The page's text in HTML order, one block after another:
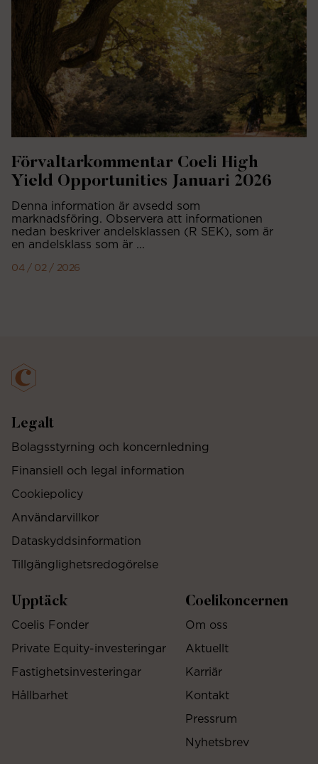
Förvaltarkommentar Coeli High
Yield Opportunities Januari 2026
Denna information är avsedd som
marknadsföring. Observera att informationen
nedan beskriver andelsklassen (R SEK), som är
en andelsklass som är ...
04 / 02 / 2026
Legalt
Bolagsstyrning och koncernledning
Finansiell och legal information
Cookiepolicy
Användarvillkor
Dataskyddsinformation
Tillgänglighetsredogörelse
Upptäck
Coelis Fonder
Private Equity-investeringar
Fastighetsinvesteringar
Hållbarhet
Coelikoncernen
Om oss
Aktuellt
Karriär
Kontakt
Pressrum
Nyhetsbrev